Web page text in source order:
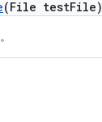
(File testFile)